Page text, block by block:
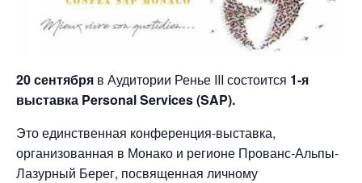
20 сентября в Аудитории Ренье III состоится 1-я
выставка Personal Services (SAP).
Это единственная конференция-выставка,
организованная в Монако и регионе Прованс-Альпы-
Лазурный Берег, посвященная личному